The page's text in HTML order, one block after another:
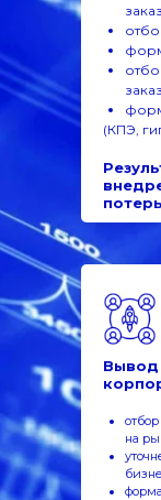
(КПЭ,
потерь
на
Вывод